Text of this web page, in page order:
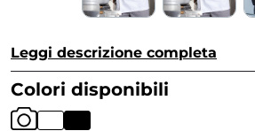
Leggi descrizione completa
Colori disponibili